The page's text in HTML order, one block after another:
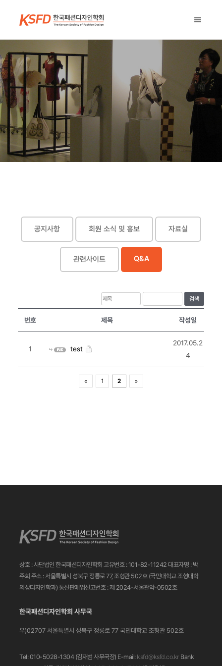
공지사항 회원 소식 및 홍보 자료실
관련사이트 Q&A
검색
번호 제목 작성일
1 test
2017.05.2
4
« 1 2 »
상호 : 사단법인 한국패션디자인학회 고유번호 : 101-82-11242 대표자명 : 박
주희 주소 : 서울특별시 성북구 정릉로 77, 조형관 502호 (국민대학교 조형대학
의상디자인학과) 통신판매업신고번호 : 제 2024-서울관악-0502호
한국패션디자인학회 사무국
우)02707 서울특별시 성북구 정릉로 77 국민대학교 조형관 502호
Tel: 010-5028-1304 (김재범 사무국장) E-mail: ksfd@ksfd.co.kr Bank